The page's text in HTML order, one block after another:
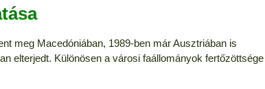
meg Macedóniában, 1989-ben már Ausztriában is
elterjedt. Különösen a városi faállományok fertőzöttsége